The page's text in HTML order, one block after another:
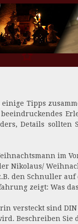
Tipps
Details sollten
im
Nikolaus/
den Schnuller
zeigt: Was
versteckt sind
Beschreiben Sie